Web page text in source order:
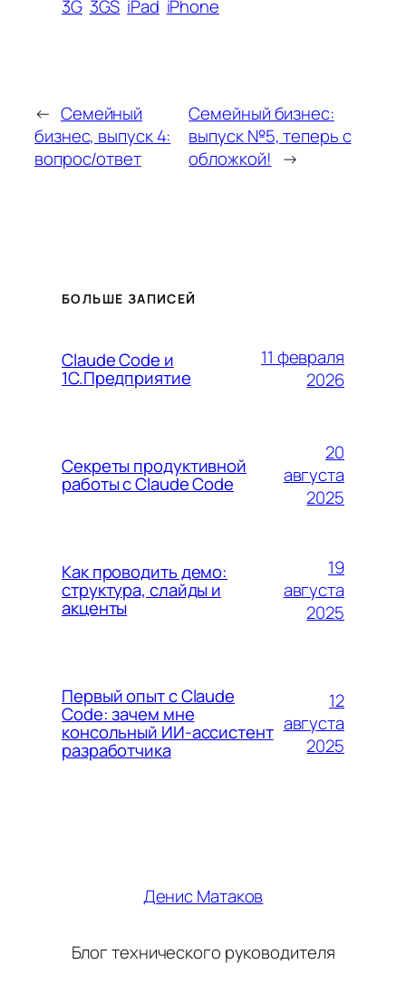
3G 3GS iPad iPhone
← Семейный
бизнес, выпуск 4:
вопрос/ответ
Семейный бизнес:
выпуск №5, теперь с
обложкой! →
БОЛЬШЕ ЗАПИСЕЙ
Claude Code и
1С.Предприятие
11 февраля
2026
Секреты продуктивной
работы с Claude Code
20
августа
2025
Как проводить демо:
структура, слайды и
акценты
19
августа
2025
Первый опыт с Claude
Code: зачем мне
консольный ИИ-ассистент
разработчика
12
августа
2025
Денис Матаков
Блог технического руководителя